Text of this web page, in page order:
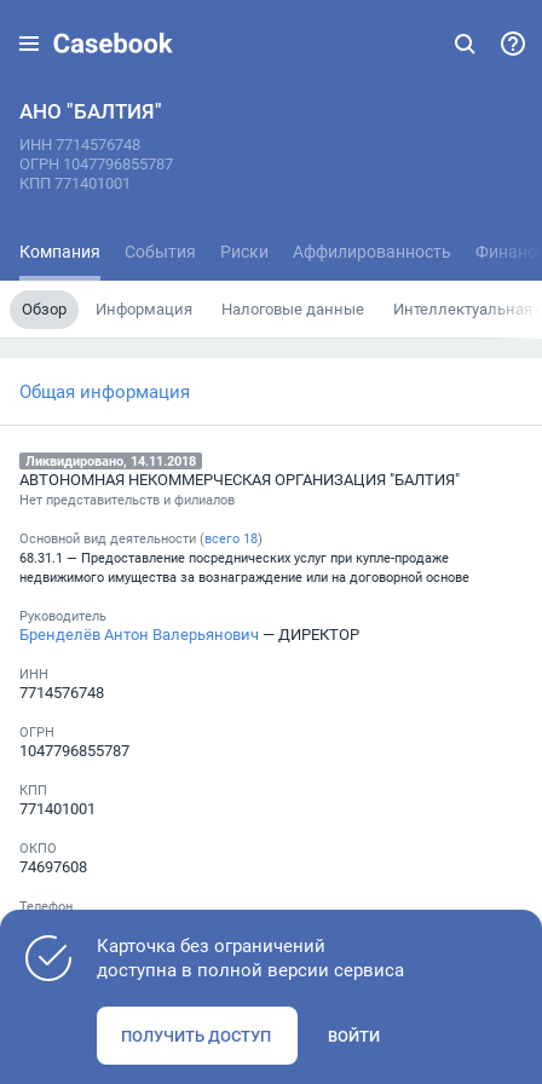
АНО "БАЛТИЯ"
ИНН 7714576748
ОГРН 1047796855787
КПП 771401001
Компания События Риски Аффилированность
Обзор Информация Налоговые данные Интеллектуальная
Общая информация
Ликвидировано, 14.11.2018
АВТОНОМНАЯ НЕКОММЕРЧЕСКАЯ ОРГАНИЗАЦИЯ "БАЛТИЯ"
Нет представительств и филиалов
Основной вид деятельности (всего 18)
68.31.1 — Предоставление посреднических услуг при купле-продаже
недвижимого имущества за вознаграждение или на договорной основе
Руководитель
Бренделёв Антон Валерьянович — ДИРЕКТОР
ИНН
7714576748
ОГРН
1047796855787
КПП
771401001
ОКПО
74697608
Телефон
Как оценить состояние компании
Карточка без ограничений
доступна в полной версии сервиса
ПОЛУЧИТЬ ДОСТУП ВОЙТИ